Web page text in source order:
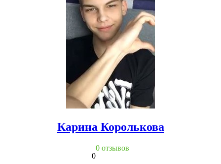
Карина Королькова
0
0 отзывов